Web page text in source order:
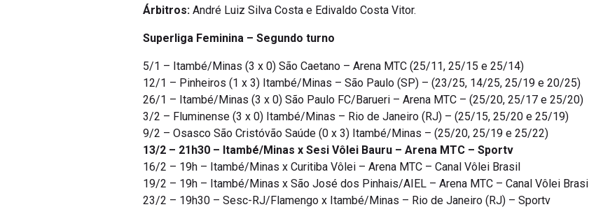
Árbitros: André Luiz Silva Costa e Edivaldo Costa Vitor.
Superliga Feminina – Segundo turno
5/1 – Itambé/Minas (3 x 0) São Caetano – Arena MTC (25/11, 25/15 e 25/14)
12/1 – Pinheiros (1 x 3) Itambé/Minas – São Paulo (SP) – (23/25, 14/25, 25/19 e 20/25)
26/1 – Itambé/Minas (3 x 0) São Paulo FC/Barueri – Arena MTC – (25/20, 25/17 e 25/20)
3/2 – Fluminense (3 x 0) Itambé/Minas – Rio de Janeiro (RJ) – (25/15, 25/20 e 25/19)
9/2 – Osasco São Cristóvão Saúde (0 x 3) Itambé/Minas – (25/20, 25/19 e 25/22)
13/2 – 21h30 – Itambé/Minas x Sesi Vôlei Bauru – Arena MTC – Sportv
16/2 – 19h – Itambé/Minas x Curitiba Vôlei – Arena MTC – Canal Vôlei Brasil
19/2 – 19h – Itambé/Minas x São José dos Pinhais/AIEL – Arena MTC – Canal Vôlei Brasil
23/2 – 19h30 – Sesc-RJ/Flamengo x Itambé/Minas – Rio de Janeiro (RJ) – Sportv